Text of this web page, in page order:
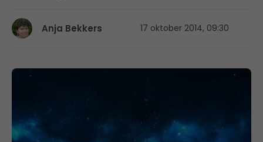
Anja Bekkers 17 oktober 2014, 09:30